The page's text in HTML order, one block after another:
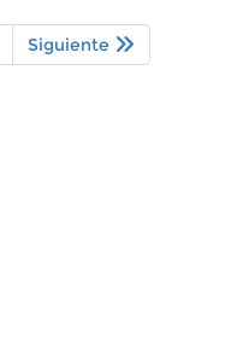
Siguiente